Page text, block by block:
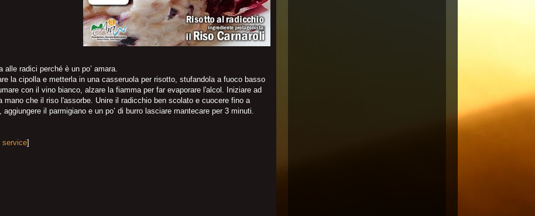
radici perché è un po’ amara.
la cipolla e metterla in una casseruola per risotto, stufandola a fuoco basso
con il vino bianco, alzare la fiamma per far evaporare l'alcol. Iniziare ad
mano che il riso l'assorbe. Unire il radicchio ben scolato e cuocere fino a
il parmigiano e un po’ di burro lasciare mantecare per 3 minuti.
service]